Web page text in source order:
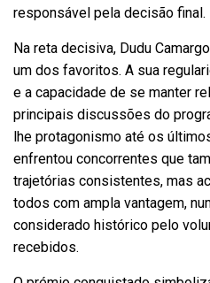
responsável pela decisão final.
Na reta decisiva, Dudu
um dos favoritos. A sua
e a capacidade de se manter
principais discussões do
lhe protagonismo até os
enfrentou concorrentes que
trajetórias consistentes, mas
todos com ampla vantagem,
considerado histórico pelo
recebidos.